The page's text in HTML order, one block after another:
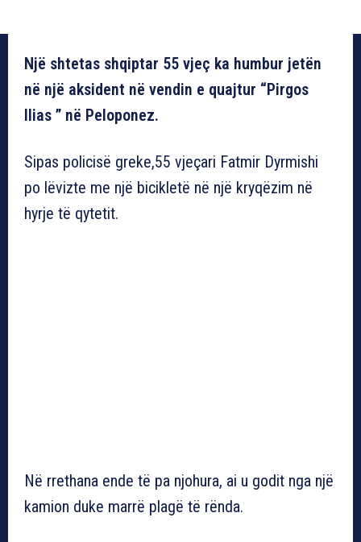
Një shtetas shqiptar 55 vjeç ka humbur jetën
në një aksident në vendin e quajtur “Pirgos
Ilias ” në Peloponez.
Sipas policisë greke,55 vjeçari Fatmir Dyrmishi
po lëvizte me një bicikletë në një kryqëzim në
hyrje të qytetit.
Në rrethana ende të pa njohura, ai u godit nga një
kamion duke marrë plagë të rënda.